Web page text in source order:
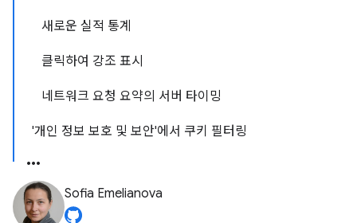
새로운 실적 통계
클릭하여 강조 표시
네트워크 요청 요약의 서버 타이밍
'개인 정보 보호 및 보안'에서 쿠키 필터링
Sofia Emelianova